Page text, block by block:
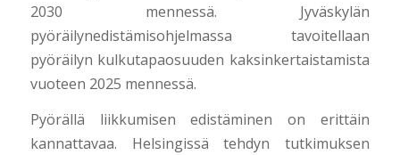
2030 mennessä. Jyväskylän
pyöräilynedistämisohjelmassa tavoitellaan
pyöräilyn kulkutapaosuuden kaksinkertaistamista
vuoteen 2025 mennessä.
Pyörällä liikkumisen edistäminen on erittäin
kannattavaa. Helsingissä tehdyn tutkimuksen